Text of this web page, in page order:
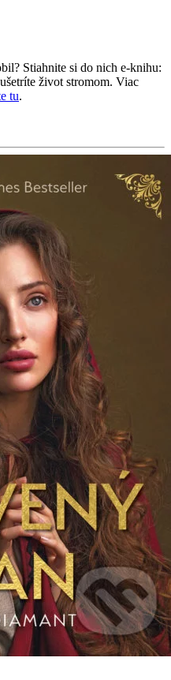
Stiahnite si do nich e-knihu:
život stromom. Viac
tu.